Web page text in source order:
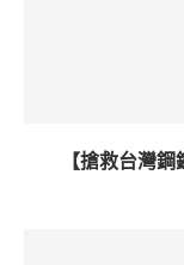
【搶救台灣